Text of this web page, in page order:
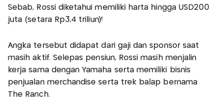
Sebab, Rossi diketahui memiliki harta hingga USD200
juta (setara Rp3,4 triliun)!
Angka tersebut didapat dari gaji dan sponsor saat
masih aktif. Selepas pensiun, Rossi masih menjalin
kerja sama dengan Yamaha serta memiliki bisnis
penjualan merchandise serta trek balap bernama
The Ranch.